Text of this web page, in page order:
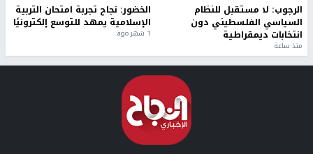
الرجوب: لا مستقبل للنظام
السياسي الفلسطيني دون
انتخابات ديمقراطية
منذ ساعة
الخضور: نجاح تجربة امتحان التربية
الإسلامية يمهد للتوسع إلكترونيًا
1 شهر ago